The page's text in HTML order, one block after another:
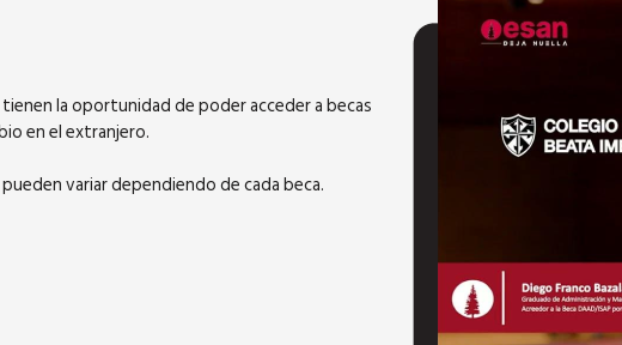
tienen la oportunidad de poder acceder a becas
en el extranjero.
variar dependiendo de cada beca.